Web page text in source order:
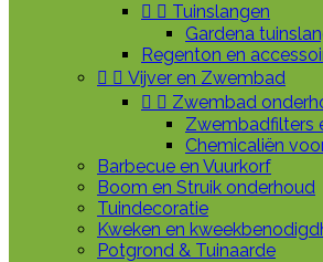
  Tuinslangen
Gardena
Regenton en
  Vijver en Zwembad
  Zwembad
Zwembadfilters
Chemicaliën
Barbecue en Vuurkorf
Boom en Struik onderhoud
Tuindecoratie
Kweken en
Potgrond & Tuinaarde